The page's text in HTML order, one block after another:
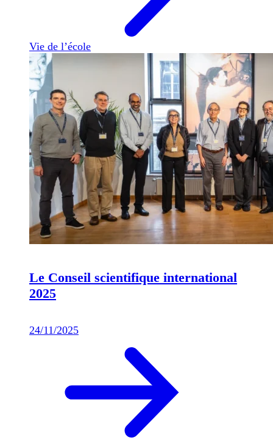
Vie de l’école
Le Conseil scientifique international
2025
24/11/2025